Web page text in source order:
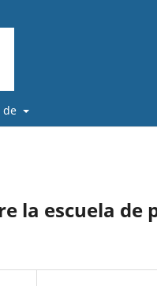
de
la escuela de